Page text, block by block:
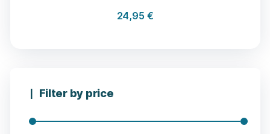
24,95 €
Filter by price